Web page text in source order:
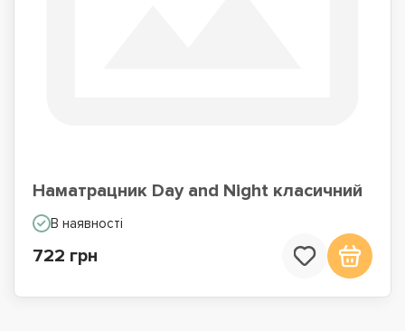
Наматрацник Day and Night класичний
В наявності
722 грн